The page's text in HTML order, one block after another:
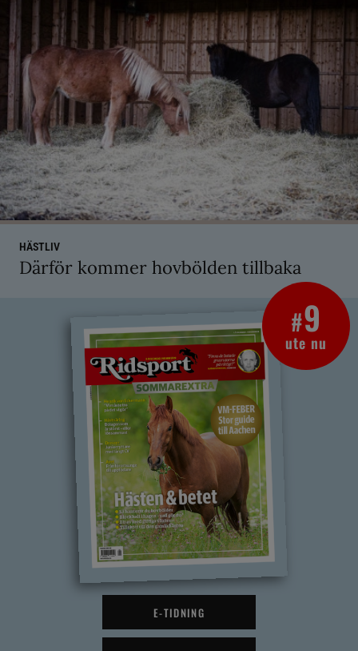
HÄSTLIV
Därför kommer hovbölden tillbaka
#9
ute nu
E-TIDNING